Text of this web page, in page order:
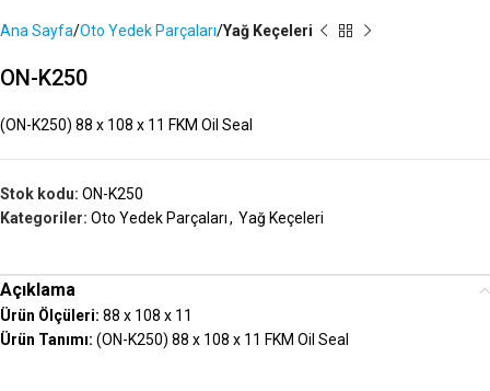
Ana Sayfa Oto Yedek Parçaları Yağ Keçeleri
ON-K250
(ON-K250) 88 x 108 x 11 FKM Oil Seal
Stok kodu: ON-K250
Kategoriler: Oto Yedek Parçaları, Yağ Keçeleri
Açıklama
Ürün Ölçüleri: 88 x 108 x 11
Ürün Tanımı: (ON-K250) 88 x 108 x 11 FKM Oil Seal